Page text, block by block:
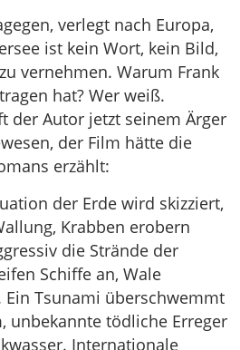
verlegt nach Europa,
ist kein Wort, kein Bild,
vernehmen. Warum Frank
hat? Wer weiß.
der Autor jetzt seinem Ärger
der Film hätte die
erzählt:
der Erde wird skizziert,
Krabben erobern
die Strände der
Schiffe an, Wale
Tsunami überschwemmt
unbekannte tödliche Erreger
Internationale